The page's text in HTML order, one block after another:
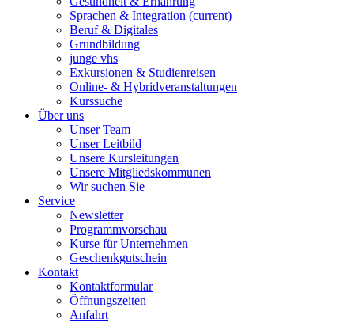
Sprachen & Integration (current)
Beruf & Digitales
Grundbildung
junge vhs
Exkursionen & Studienreisen
Online- & Hybridveranstaltungen
Kurssuche
Über uns
Unser Team
Unser Leitbild
Unsere Kursleitungen
Unsere Mitgliedskommunen
Wir suchen Sie
Service
Newsletter
Programmvorschau
Kurse für Unternehmen
Geschenkgutschein
Kontakt
Kontaktformular
Öffnungszeiten
Anfahrt